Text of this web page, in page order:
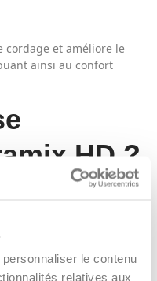
le contenu
relatives aux
cordage et améliore le
ainsi au confort
HD ?
performances stables